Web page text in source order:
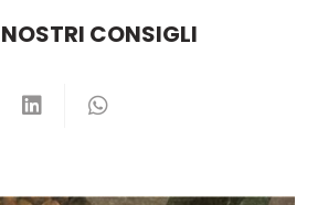
CONSIGLI